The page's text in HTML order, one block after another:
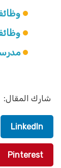
مدرسين
شارك المقال:
LinkedIn
Pinterest